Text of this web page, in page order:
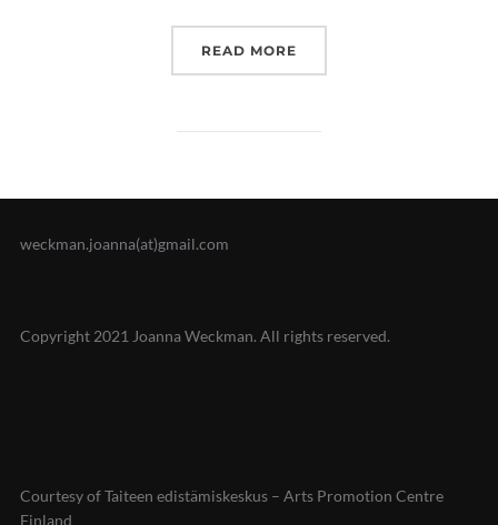
READ MORE
weckman.joanna(at)gmail.com
Copyright 2021 Joanna Weckman. All rights reserved.
Courtesy of Taiteen edistämiskeskus – Arts Promotion Centre
Finland